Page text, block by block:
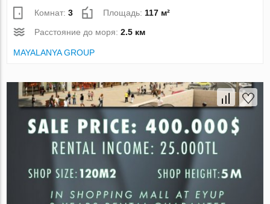
Комнат:3 Площадь:117 м²
Расстояние до моря:2.5 км
MAYALANYA GROUP